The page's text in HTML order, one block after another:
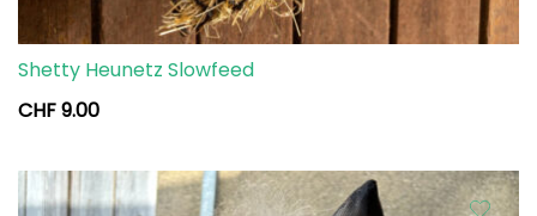
Shetty Heunetz Slowfeed
CHF9.00